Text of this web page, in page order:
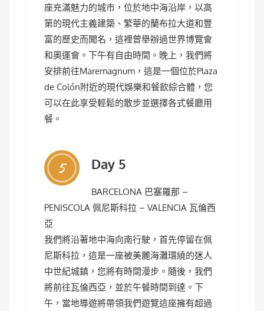
座充滿魅力的城市，位於地中海沿岸，以高
第的現代主義建築、繁華的蘭布拉大道和豐
富的歷史而聞名，這裡曾舉辦過世界博覽會
和奧運會。下午有自由時間。晚上，我們將
安排前往Maremagnum，這是一個位於Plaza
de Colón附近的現代娛樂和餐飲綜合體，您
可以在此享受輕鬆的散步並選擇各式餐廳用
餐。
5 Day 5
BARCELONA 巴塞羅那 –
PENISCOLA 佩尼斯科拉 – VALENCIA 瓦倫西
亞
我們將沿著地中海向南行駛，首先停留在佩
尼斯科拉，這是一座被美麗海灘環繞的迷人
中世紀城鎮，您將有時間漫步。隨後，我們
將前往瓦倫西亞，並於午餐時間到達。下
午，當地導遊將帶領我們遊覽這座擁有超過